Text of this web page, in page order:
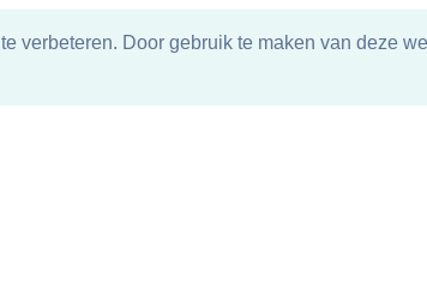
verbeteren. Door gebruik te maken van deze